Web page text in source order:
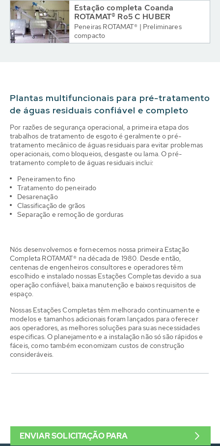
Estação completa Coanda
ROTAMAT® Ro5 C HUBER
Peneiras ROTAMAT® | Preliminares
compacto
Plantas multifuncionais para pré-tratamento
de águas residuais confiável e completo
Por razões de segurança operacional, a primeira etapa dos
trabalhos de tratamento de esgoto é geralmente o pré-
tratamento mecânico de águas residuais para evitar problemas
operacionais, como bloqueios, desgaste ou lama. O pré-
tratamento completo de águas residuais inclui:
Peneiramento fino
Tratamento do peneirado
Desarenação
Classificação de grãos
Separação e remoção de gorduras
Nós desenvolvemos e fornecemos nossa primeira Estação
Completa ROTAMAT® na década de 1980. Desde então,
centenas de engenheiros consultores e operadores têm
escolhido e instalado nossas Estações Completas devido a sua
operação confiável, baixa manutenção e baixos requisitos de
espaço.
Nossas Estações Completas têm melhorado continuamente e
modelos e tamanhos adicionais foram lançados para oferecer
aos operadores, as melhores soluções para suas necessidades
especificas. O planejamento e a instalação não só são rápidos e
fáceis, como também economizam custos de construção
consideráveis.
ENVIAR SOLICITAÇÃO PARA